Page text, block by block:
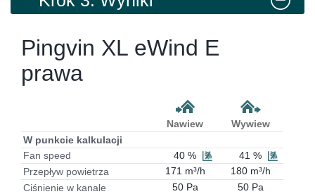
Pingvin XL eWind E
prawa
Nawiew
Wywiew
W punkcie kalkulacji
Fan speed
40 %
41 %
Przepływ powietrza
171 m³/h
180 m³/h
Ciśnienie w kanale
50 Pa
50 Pa